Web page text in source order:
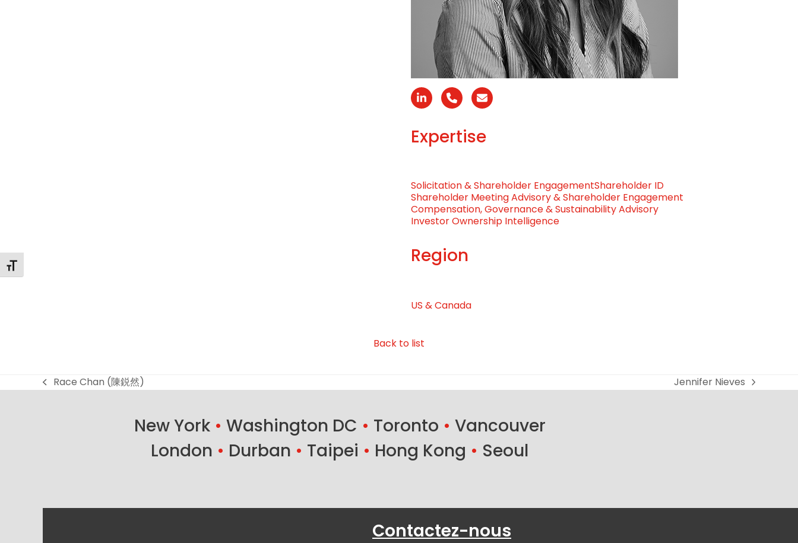
Changer la taille de la police
Linkedin
N°
téléphone
Email
Expertise
Solicitation & Shareholder EngagementShareholder ID
Shareholder Meeting Advisory & Shareholder Engagement
Compensation, Governance & Sustainability Advisory
Investor Ownership Intelligence
Region
US & Canada
Back to list
previous
Race Chan (陳鋭然)
next
Jennifer Nieves
New York • Washington DC • Toronto • Vancouver
London • Durban • Taipei • Hong Kong • Seoul
Contactez-nous